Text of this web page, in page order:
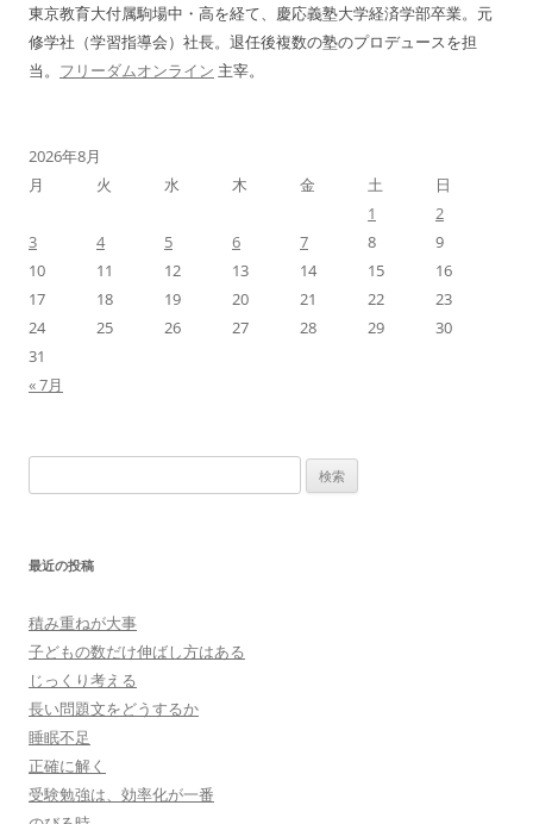
東京教育大付属駒場中・高を経て、慶応義塾大学経済学部卒業。元
修学社（学習指導会）社長。退任後複数の塾のプロデュースを担
当。 フリーダムオンライン 主宰。
2026年8月
月
火 水 木 金 土
日
1
2
3
4 5 6 7 8
9
10
11 12 13 14 15
16
17
18 19 20 21 22
23
24
25 26 27 28 29
30
31
« 7月
索:
最近の投稿
積み重ねが大事
子どもの数だけ伸ばし方はある
じっくり考える
長い問題文をどうするか
睡眠不足
正確に解く
受験勉強は、効率化が一番